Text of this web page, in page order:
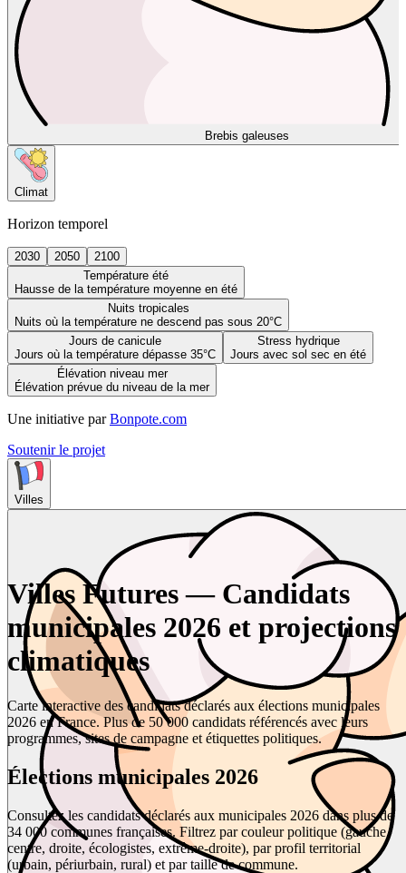
Brebis galeuses
Climat
Horizon temporel
2030 2050
2100
Température été
Hausse de la température moyenne en été
Nuits tropicales
Nuits où la température ne descend pas sous 20°C
Jours de canicule
Jours où la température dépasse 35°C
Stress hydrique
Jours avec sol sec en été
Élévation niveau mer
Élévation prévue du niveau de la mer
Une initiative par Bonpote.com
Soutenir le projet
Villes
Villes Futures — Candidats
municipales 2026 et projections
climatiques
Carte interactive des candidats déclarés aux élections municipales
2026 en France. Plus de 50 000 candidats référencés avec leurs
programmes, sites de campagne et étiquettes politiques.
Élections municipales 2026
Consultez les candidats déclarés aux municipales 2026 dans plus de
34 000 communes françaises. Filtrez par couleur politique (gauche,
centre, droite, écologistes, extrême-droite), par profil territorial
(urbain, périurbain, rural) et par taille de commune.